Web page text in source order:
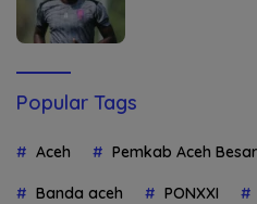
Popular Tags
Aceh Pemkab Aceh Besar
Banda aceh PONXXI